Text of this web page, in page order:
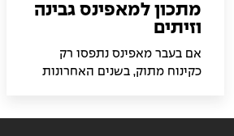
מתכון למאפינס גבינה
וזיתים
אם בעבר מאפינס נתפסו רק
כקינוח מתוק, בשנים האחרונות